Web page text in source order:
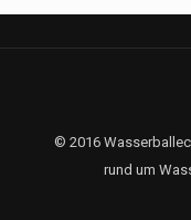
© 2016
rund um